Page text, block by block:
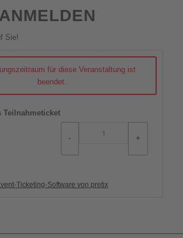
Sie!
für diese Veranstaltung ist
beendet.
Teilnahmeticket
- +
Ticketing-Software von pretix